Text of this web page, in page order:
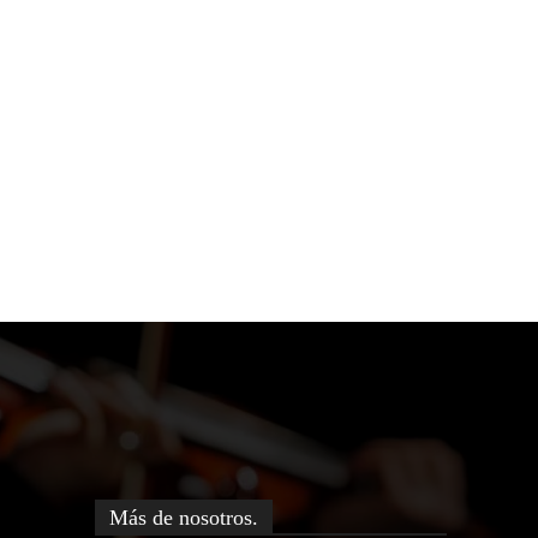
Más de nosotros.